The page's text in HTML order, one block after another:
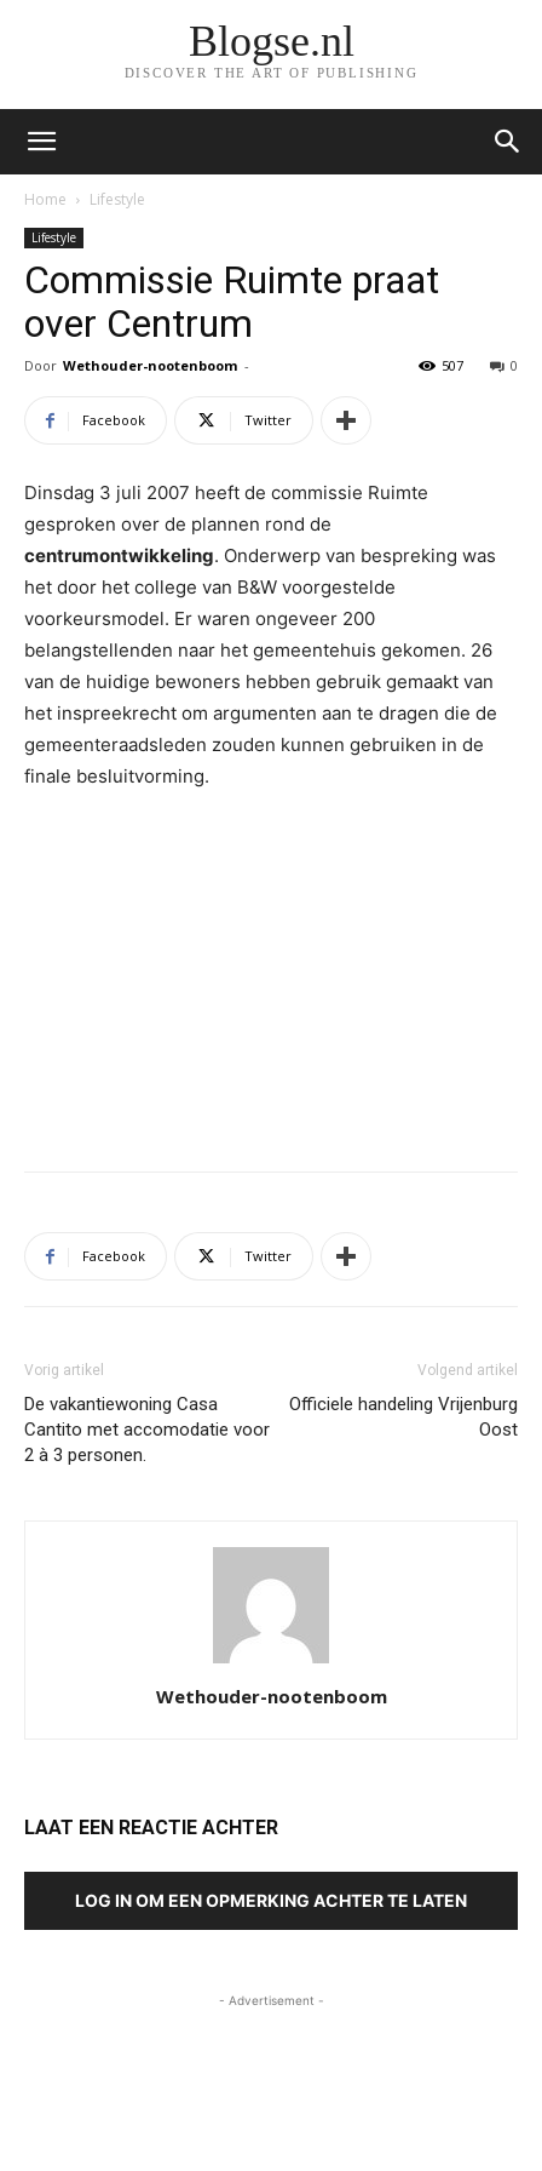
Blogse.nl
DISCOVER THE ART OF PUBLISHING
Home Lifestyle
Lifestyle
Commissie Ruimte praat
over Centrum
Door Wethouder-nootenboom - 0
507
Facebook Twitter
Dinsdag 3 juli 2007 heeft de commissie Ruimte
gesproken over de plannen rond de
centrumontwikkeling. Onderwerp van bespreking was
het door het college van B&W voorgestelde
voorkeursmodel. Er waren ongeveer 200
belangstellenden naar het gemeentehuis gekomen. 26
van de huidige bewoners hebben gebruik gemaakt van
het inspreekrecht om argumenten aan te dragen die de
gemeenteraadsleden zouden kunnen gebruiken in de
finale besluitvorming.
Facebook Twitter
Vorig artikel
De vakantiewoning Casa
Cantito met accomodatie voor
2 à 3 personen.
Volgend artikel
Officiele handeling Vrijenburg
Oost
Wethouder-nootenboom
LAAT EEN REACTIE ACHTER
LOG IN OM EEN OPMERKING ACHTER TE LATEN
- Advertisement -